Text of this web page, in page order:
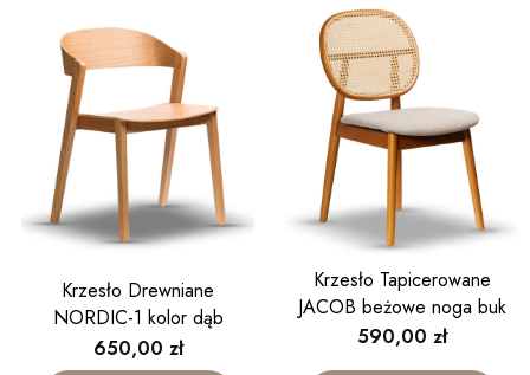
Krzesło Drewniane
NORDIC-1 kolor dąb
Cena
650,00 zł
Krzesło Tapicerowane
JACOB beżowe noga buk
Cena
590,00 zł